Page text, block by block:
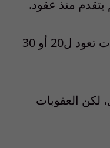
منذ عقود.
وأوضحت “نعيش وفقا لاحتياجات تعود ل20 أو 30
لكن العقوبات